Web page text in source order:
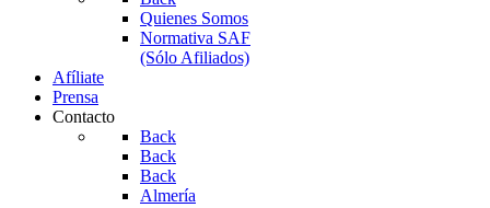
Quienes Somos
Normativa SAF
(Sólo Afiliados)
Afíliate
Prensa
Contacto
Back
Back
Back
Almería